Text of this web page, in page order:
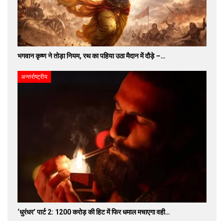
भगवान कृष्ण ने तोड़ा नियम, रथ का पहिया उठा मैदान में दौड़े –…
अन्तर्राष्ट्रीय
‘धुरंधर’ पार्ट 2: 1200 करोड़ की हिट में फिर धमाल मचाएगा वही…